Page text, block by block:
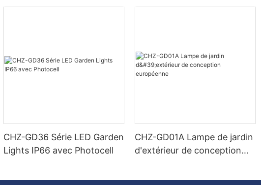
CHZ-GD36 Série LED Garden
Lights IP66 avec Photocell
CHZ-GD01A Lampe de jardin
d'extérieur de conception